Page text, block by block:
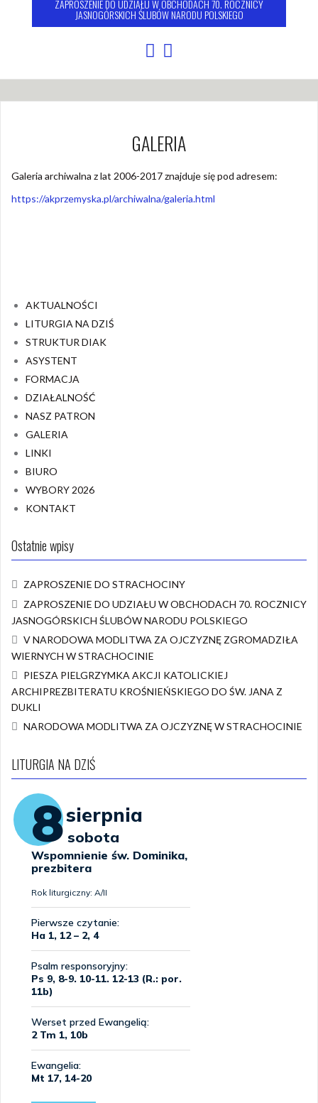
ZAPROSZENIE DO UDZIAŁU W OBCHODACH 70. ROCZNICY
JASNOGÓRSKICH ŚLUBÓW NARODU POLSKIEGO
GALERIA
Galeria archiwalna z lat 2006-2017 znajduje się pod adresem:
https://akprzemyska.pl/archiwalna/galeria.html
AKTUALNOŚCI
LITURGIA NA DZIŚ
STRUKTUR DIAK
ASYSTENT
FORMACJA
DZIAŁALNOŚĆ
NASZ PATRON
GALERIA
LINKI
BIURO
WYBORY 2026
KONTAKT
Ostatnie wpisy
ZAPROSZENIE DO STRACHOCINY
ZAPROSZENIE DO UDZIAŁU W OBCHODACH 70. ROCZNICY
JASNOGÓRSKICH ŚLUBÓW NARODU POLSKIEGO
V NARODOWA MODLITWA ZA OJCZYZNĘ ZGROMADZIŁA
WIERNYCH W STRACHOCINIE
PIESZA PIELGRZYMKA AKCJI KATOLICKIEJ
ARCHIPREZBITERATU KROŚNIEŃSKIEGO DO ŚW. JANA Z
DUKLI
NARODOWA MODLITWA ZA OJCZYZNĘ W STRACHOCINIE
LITURGIA NA DZIŚ